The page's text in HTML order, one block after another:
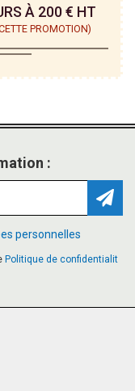
À 200 € HT
PROMOTION)
:
personnelles
Politique de confidentialit